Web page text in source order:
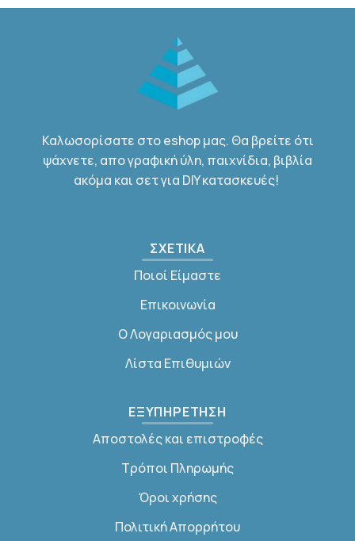
Καλωσορίσατε στο eshop μας. Θα βρείτε ότι
ψάχνετε, απο γραφική ύλη, παιχνίδια, βιβλία
ακόμα και σετ για DIY κατασκευές!
ΣΧΕΤΙΚΑ
Ποιοί Είμαστε
Επικοινωνία
Ο Λογαριασμός μου
Λίστα Επιθυμιών
ΕΞΥΠΗΡΕΤΗΣΗ
Αποστολές και επιστροφές
Τρόποι Πληρωμής
Όροι χρήσης
Πολιτική Απορρήτου